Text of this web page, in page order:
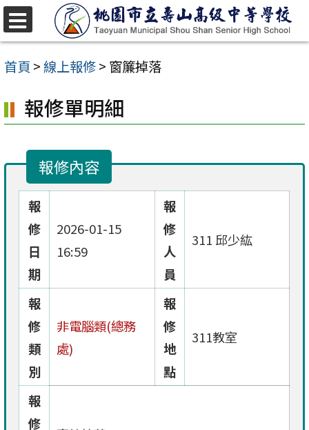
跳
至
主
內
容
首頁 >線上報修> 窗簾掉落
報修單明細
報修內容
報
修
日
期
2026-01-15
16:59
報
修
人
員
311 邱少紘
報
修
類
別
非電腦類(總務
處)
報
修
地
點
311教室
報
修
選
單